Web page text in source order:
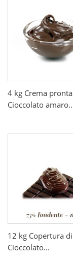
4 kg Crema
Cioccolato
12 kg Copertura di
Cioccolato...